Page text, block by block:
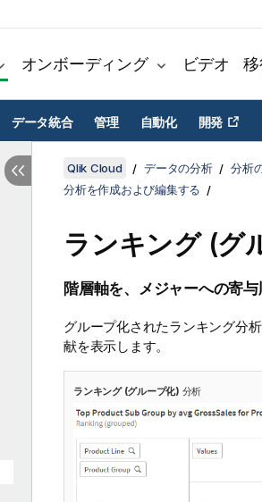
オンボーディング ビデオ
データ統合 管理 自動化 開発
Qlik Cloud データの分析 分析
分析を作成および編集する
ランキング (グ
階層軸を、メジャーへの寄与
グループ化されたランキング分
献を表示します。
ランキング (グループ化) 分析